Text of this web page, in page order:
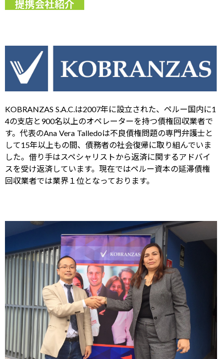
提携会社紹介
KOBRANZAS S.A.C.は2007年に設立された、ペルー国内に1
4の支店と900名以上のオペレーターを持つ債権回収業者で
す。代表のAna Vera Talledoは不良債権問題の専門弁護士と
して15年以上もの間、債務者の社会復帰に取り組んでいま
した。借り手はスペシャリストから返済に関するアドバイ
スを受け返済しています。現在ではペルー資本の延滞債権
回収業者では業界１位となっております。